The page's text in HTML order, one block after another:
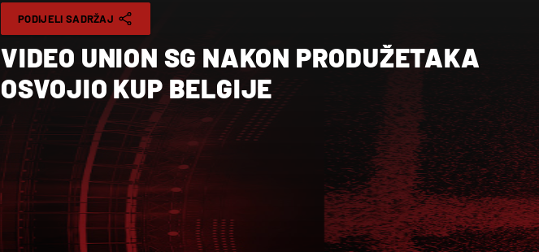
PODIJELI SADRŽAJ
VIDEO UNION SG NAKON PRODUŽETAKA
OSVOJIO KUP BELGIJE